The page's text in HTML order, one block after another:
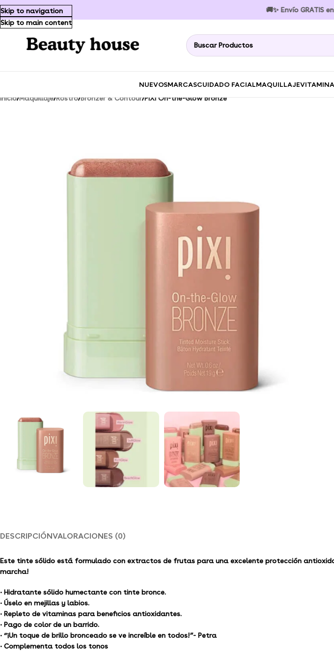
Skip to navigation
Skip to main content
🚚✨ Envío GRATIS en
NUEVOSMARCASCUIDADO FACIALMAQUILLAJE
Inicio/Maquillaje/Rostro/Bronzer & Contour/PIXI On-the-Glow Bronze
DESCRIPCIÓNVALORACIONES (0)
Este tinte sólido está formulado con extractos de frutas para una excelente protección
marcha!
• Hidratante sólido humectante con tinte bronce.
• Úselo en mejillas y labios.
• Repleto de vitaminas para beneficios antioxidantes.
• Pago de color de un barrido.
• “¡Un toque de brillo bronceado se ve increíble en todos!”- Petra
• Complementa todos los tonos